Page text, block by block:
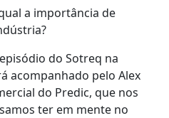
a importância de
do Sotreq na
acompanhado pelo Alex
do Predic, que nos
ter em mente no